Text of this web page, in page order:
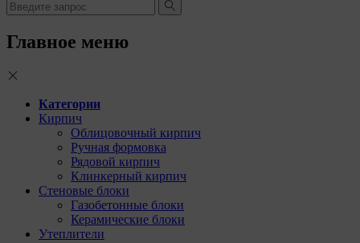
Главное меню
Категории
Кирпич
Облицовочный кирпич
Ручная формовка
Рядовой кирпич
Клинкерный кирпич
Стеновые блоки
Газобетонные блоки
Керамические блоки
Утеплители